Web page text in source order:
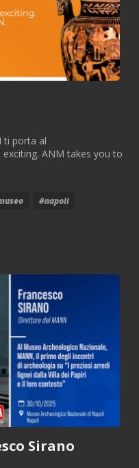
ti porta al
ANM takes you to
#napoli
Sirano